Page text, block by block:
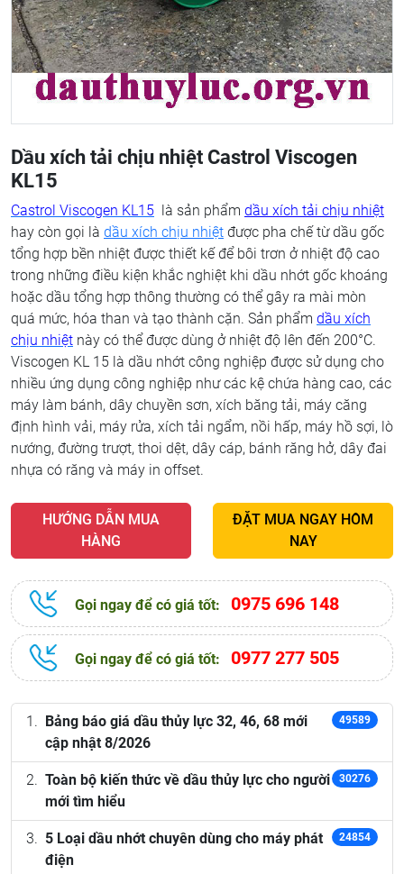
Dầu xích tải chịu nhiệt Castrol Viscogen
KL15
Castrol Viscogen KL15 là sản phẩm dầu xích tải chịu nhiệt
hay còn gọi là dầu xích chịu nhiệt được pha chế từ dầu gốc
tổng hợp bền nhiệt được thiết kế để bôi trơn ở nhiệt độ cao
trong những điều kiện khắc nghiệt khi dầu nhớt gốc khoáng
hoặc dầu tổng hợp thông thường có thể gây ra mài mòn
quá mức, hóa than và tạo thành cặn. Sản phẩm dầu xích
chịu nhiệt này có thể được dùng ở nhiệt độ lên đến 200°C.
Viscogen KL 15 là dầu nhớt công nghiệp được sử dụng cho
nhiều ứng dụng công nghiệp như các kệ chứa hàng cao, các
máy làm bánh, dây chuyền sơn, xích băng tải, máy căng
định hình vải, máy rửa, xích tải ngẩm, nồi hấp, máy hồ sợi, lò
nướng, đường trượt, thoi dệt, dây cáp, bánh răng hở, dây đai
nhựa có răng và máy in offset.
HƯỚNG DẪN MUA
HÀNG
ĐẶT MUA NGAY HÔM
NAY
Gọi ngay để có giá tốt: 0975 696 148
Gọi ngay để có giá tốt: 0977 277 505
Bảng báo giá dầu thủy lực 32, 46, 68 mới
cập nhật 8/2026
49589
Toàn bộ kiến thức về dầu thủy lực cho người
mới tìm hiểu
30276
5 Loại dầu nhớt chuyên dùng cho máy phát
điện
24854